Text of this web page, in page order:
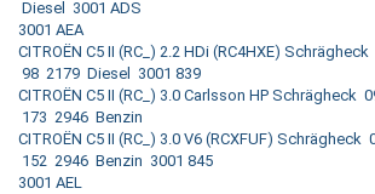
Diesel 3001 ADS
3001 AEA
CITROËN C5 II (RC_) 2.2 HDi (RC4HXE)
98 2179 Diesel 3001 839
CITROËN C5 II (RC_) 3.0 Carlsson HP Schrägheck
173 2946 Benzin
CITROËN C5 II (RC_) 3.0 V6 (RCXFUF)
152 2946 Benzin 3001 845
3001 AEL